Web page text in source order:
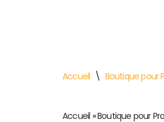
Accueil \ Boutique pour
Accueil »Boutique pour